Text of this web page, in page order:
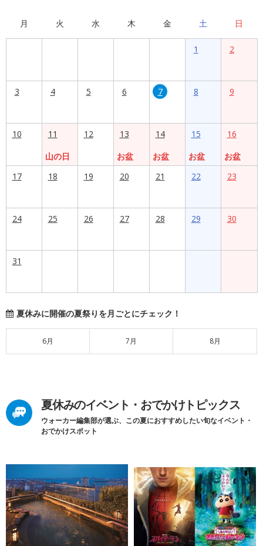
月 火 水 木 金 土 日
1 2
3 4 5 6 7 8 9
10
11
山の日
12
13
お盆
14
お盆
15
お盆
16
お盆
17
18 19 20 21 22 23
24 25 26 27 28 29 30
31
夏休みに開催の夏祭りを月ごとにチェック！
6月 7月 8月
夏休みのイベント・おでかけトピックス
ウォーカー編集部が選ぶ、この夏におすすめしたい旬なイベント・
おでかけスポット